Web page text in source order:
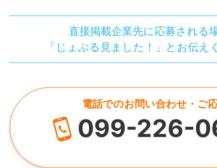
直接掲載企業先に応募される
「じょぶる見ました！」とお伝え
電話でのお問い合わせ・ご
099-226-